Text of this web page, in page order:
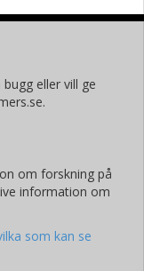
eller vill ge
om forskning på
information om
som kan se